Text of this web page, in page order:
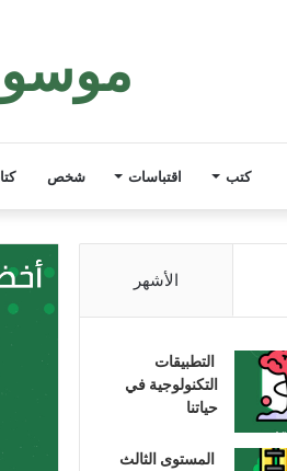
كتب اقتباسات شخص
الأشهر
التطبيقات
التكنولوجية في
حياتنا
المستوى الثالث